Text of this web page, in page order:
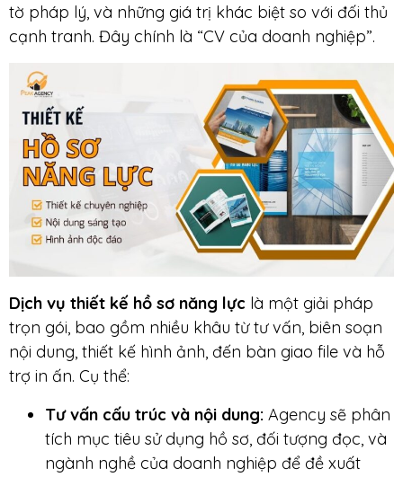
tờ pháp lý, và những giá trị khác biệt so với đối thủ
cạnh tranh. Đây chính là “CV của doanh nghiệp”.
Dịch vụ thiết kế hồ sơ năng lực là một giải pháp
trọn gói, bao gồm nhiều khâu từ tư vấn, biên soạn
nội dung, thiết kế hình ảnh, đến bàn giao file và hỗ
trợ in ấn. Cụ thể:
Tư vấn cấu trúc và nội dung: Agency sẽ phân
tích mục tiêu sử dụng hồ sơ, đối tượng đọc, và
ngành nghề của doanh nghiệp để đề xuất